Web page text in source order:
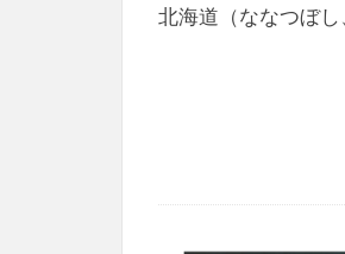
北海道（ななつぼし